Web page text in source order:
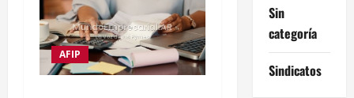
AFIP
Sin
categoría
Sindicatos